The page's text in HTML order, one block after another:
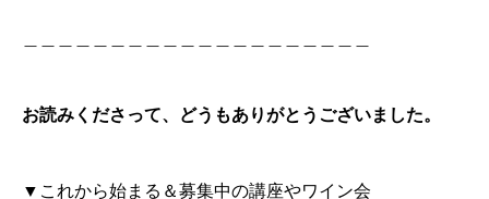
お読みくださって、どうもありがとうございました。
▼これから始まる＆募集中の講座やワイン会